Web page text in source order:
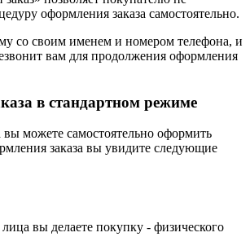
оформления заказа самостоятельно.
со своим именем и номером телефона, и
вам для продолжения оформления
в стандартном режиме
вы можете самостоятельно оформить
заказа вы увидите следующие
вы делаете покупку - физического